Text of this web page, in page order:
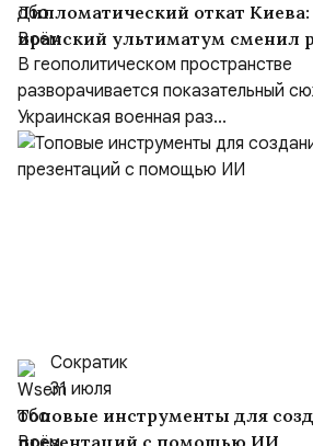
Дипломатический откат Киева:
иранский ультиматум сменил
Зеленского
В геополитическом пространстве
разворачивается показательный
Украинская военная раз...
Сократик
31 июля
Топовые инструменты для
презентаций с помощью ИИ